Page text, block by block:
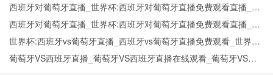
牙比赛直播在线无插件观看
西班牙对葡萄牙直播_世界杯:西班牙对葡萄牙直播免费观看直播_世
界杯西班牙对葡萄牙直播在线观看高清无插件
西班牙对葡萄牙直播_世界杯:西班牙对葡萄牙直播免费观看直播_世
界杯西班牙对葡萄牙直播在线观看高清无插件
世界杯:西班牙vs葡萄牙直播_西班牙vs葡萄牙直播免费观看_世界杯
今日西班牙vs葡萄牙直播在线观看高清视频直播
葡萄牙VS西班牙直播_葡萄牙VS西班牙直播在线观看_葡萄牙VS西